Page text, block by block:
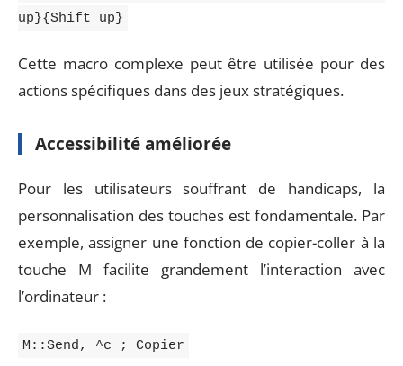
up}{Shift up}
Cette macro complexe peut être utilisée pour des
actions spécifiques dans des jeux stratégiques.
Accessibilité améliorée
Pour les utilisateurs souffrant de handicaps, la
personnalisation des touches est fondamentale. Par
exemple, assigner une fonction de copier-coller à la
touche M facilite grandement l’interaction avec
l’ordinateur :
M::Send, ^c ; Copier